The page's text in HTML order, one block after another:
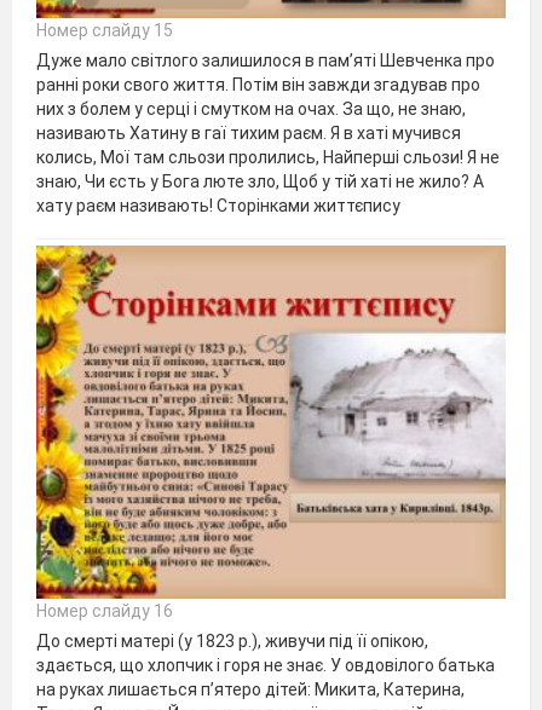
Номер слайду 15
Дуже мало світлого залишилося в пам’яті Шевченка про
ранні роки свого життя. Потім він завжди згадував про
них з болем у серці і смутком на очах. За що, не знаю,
називають Хатину в гаї тихим раєм. Я в хаті мучився
колись, Мої там сльози пролились, Найперші сльози! Я не
знаю, Чи єсть у Бога люте зло, Щоб у тій хаті не жило? А
хату раєм називають! Сторінками життєпису
Номер слайду 16
До смерті матері (у 1823 р.), живучи під її опікою,
здається, що хлопчик і горя не знає. У овдовілого батька
на руках лишається п’ятеро дітей: Микита, Катерина,